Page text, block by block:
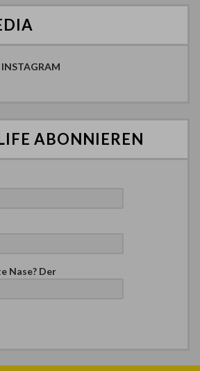
INSTAGRAM
ABONNIEREN
leer.
Nase? Der